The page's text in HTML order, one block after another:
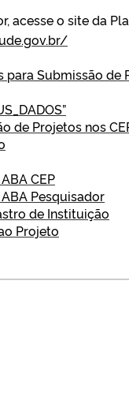
acesse o site da
para Submissão de
de Projetos nos
CEP
Pesquisador
de Instituição
Projeto